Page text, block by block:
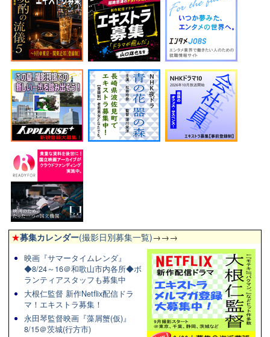
★募集カレンダー(撮影日別募集一覧)→→→
映画『サマータイムレンダ』
◆8/24～16＠和歌山市内各所◆ボ
ランティアスタッフも募集中
大根仁監督 新作Netflix配信ドラ
マ！エキストラ募集！
永田琴監督映画『藻屑蟹(仮)』
8/15＠茨城(行方市)